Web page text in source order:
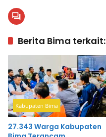
Berita Bima terkait:
Kabupaten Bima
27.343 Warga Kabupaten